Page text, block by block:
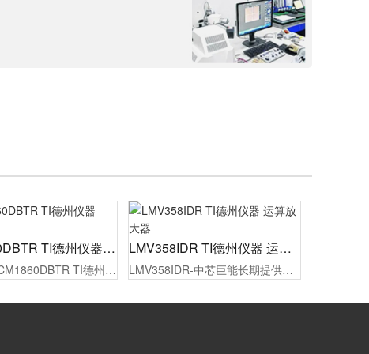
PCM1860DBTR TI德州仪器 ADC/DAC
现货供应PCM1860DBTR TI德州仪器 ADC/DAC，原厂代理商授权，100%原装正品，同时为制造工厂的采购人员/工程师提供报价，选型，样品测试，技术支持，配备1对1专属等服务。
LMV358IDR TI德州仪器 运算放大器
LMV358IDR-中芯巨能长期提供竞争力的价格、订货及技术支持，TI德州仪器代理货源稳定。现货供应，最快2小时发货，满足您从研发到批量生产的所有大小批量采购需求！欢迎贸易商和终端客户询价。